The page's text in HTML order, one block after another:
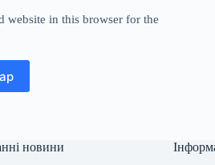
website in this browser for the
новини